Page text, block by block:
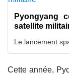
Pyongyang
satellite
Le lancement
Cette année,